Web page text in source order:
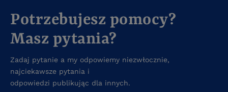
Potrzebujesz pomocy?
Masz pytania?
Zadaj pytanie a my odpowiemy niezwłocznie,
najciekawsze pytania i
odpowiedzi publikując dla innych.